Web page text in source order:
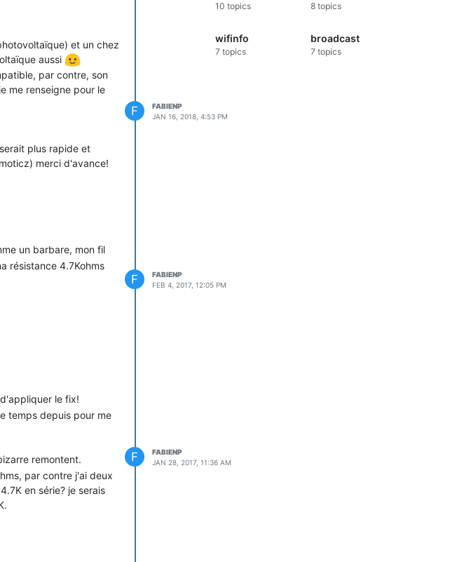
et un chez
aussi
par contre, son
me renseigne pour le
plus rapide et
merci d'avance!
F
FABIENP
JAN 16, 2018, 4:53 PM
un barbare, mon fil
résistance 4.7Kohms
F
FABIENP
FEB 4, 2017, 12:05 PM
le fix!
temps depuis pour me
remontent.
par contre j'ai deux
en série? je serais
F
FABIENP
JAN 28, 2017, 11:36 AM
10 topics 8topics
wifinfo
7 topics
broadcast
7 topics